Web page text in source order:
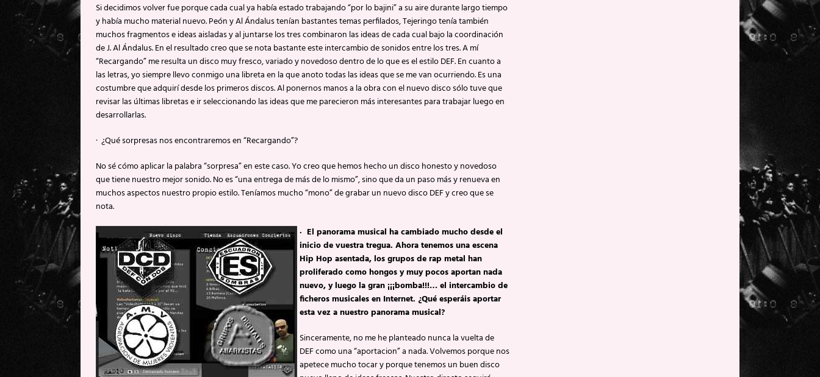
Si decidimos volver fue porque cada cual ya había estado trabajando “por lo bajini” a su aire durante largo tiempo
y había mucho material nuevo. Peón y Al Ándalus tenían bastantes temas perfilados, Tejeringo tenía también
muchos fragmentos e ideas aisladas y al juntarse los tres combinaron las ideas de cada cual bajo la coordinación
de J. Al Ándalus. En el resultado creo que se nota bastante este intercambio de sonidos entre los tres. A mí
“Recargando” me resulta un disco muy fresco, variado y novedoso dentro de lo que es el estilo DEF. En cuanto a
las letras, yo siempre llevo conmigo una libreta en la que anoto todas las ideas que se me van ocurriendo. Es una
costumbre que adquirí desde los primeros discos. Al ponernos manos a la obra con el nuevo disco sólo tuve que
revisar las últimas libretas e ir seleccionando las ideas que me parecieron más interesantes para trabajar luego en
desarrollarlas.
· ¿Qué sorpresas nos encontraremos en “Recargando”?
No sé cómo aplicar la palabra “sorpresa” en este caso. Yo creo que hemos hecho un disco honesto y novedoso
que tiene nuestro mejor sonido. No es “una entrega de más de lo mismo”, sino que da un paso más y renueva en
muchos aspectos nuestro propio estilo. Teníamos mucho “mono” de grabar un nuevo disco DEF y creo que se
nota.
· El panorama musical ha cambiado mucho desde el
inicio de vuestra tregua. Ahora tenemos una escena
Hip Hop asentada, los grupos de rap metal han
proliferado como hongos y muy pocos aportan nada
nuevo, y luego la gran ¡¡¡bomba!!!… el intercambio de
ficheros musicales en Internet. ¿Qué esperáis aportar
esta vez a nuestro panorama musical?
Sinceramente, no me he planteado nunca la vuelta de
DEF como una “aportacion” a nada. Volvemos porque nos
apetece mucho tocar y porque tenemos un buen disco